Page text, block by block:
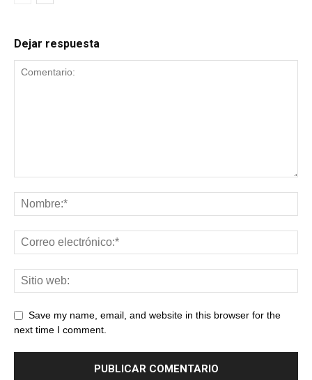
Dejar respuesta
Save my name, email, and website in this browser for the
next time I comment.